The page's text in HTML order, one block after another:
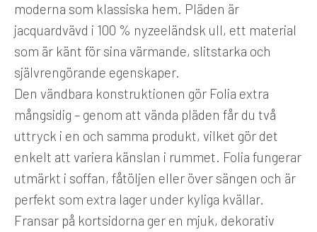
moderna som klassiska hem. Pläden är
jacquardvävd i 100 % nyzeeländsk ull, ett material
som är känt för sina värmande, slitstarka och
självrengörande egenskaper.
Den vändbara konstruktionen gör Folia extra
mångsidig – genom att vända pläden får du två
uttryck i en och samma produkt, vilket gör det
enkelt att variera känslan i rummet. Folia fungerar
utmärkt i soffan, fåtöljen eller över sängen och är
perfekt som extra lager under kyliga kvällar.
Fransar på kortsidorna ger en mjuk, dekorativ